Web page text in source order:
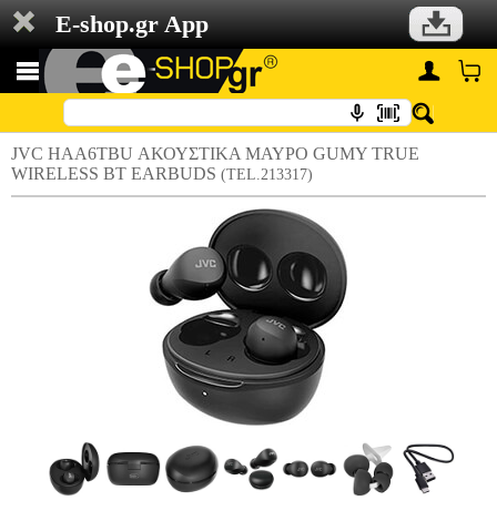
E-shop.gr App
JVC HAA6TBU ΑΚΟΥΣΤΙΚΑ ΜΑΥΡΟ GUMY TRUE
WIRELESS BT EARBUDS (TEL.213317)